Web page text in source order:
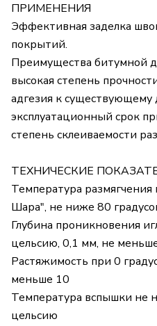
ПРИМЕНЕНИЯ
Эффективная заделка
покрытий.
Преимущества битумной
высокая степень
адгезия к
эксплуатационный срок
степень склеиваемости
ТЕХНИЧЕСКИЕ
Температура
Шара", не ниже 80
Глубина проникновения
цельсию, 0,1 мм, не
Растяжимость при 0
меньше 10
Температура вспышки не
цельсию